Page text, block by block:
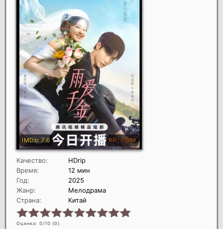
Качество:
HDrip
Время:
12 мин
Год:
2025
Жанр:
Мелодрама
Страна:
Китай
Оценка: 0/10 (0)